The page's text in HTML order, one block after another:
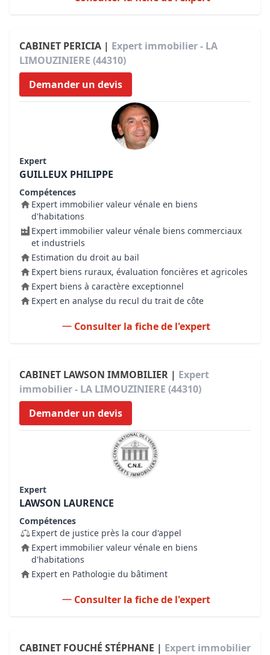
CABINET PERICIA | Expert immobilier - LA
LIMOUZINIERE (44310)
Demander un devis
Expert
GUILLEUX PHILIPPE
Compétences
Expert immobilier valeur vénale en biens
d'habitations
Expert immobilier valeur vénale biens commerciaux
et industriels
Estimation du droit au bail
Expert biens ruraux, évaluation foncières et agricoles
Expert biens à caractère exceptionnel
Expert en analyse du recul du trait de côte
Consulter la fiche de l'expert
CABINET LAWSON IMMOBILIER | Expert
immobilier - LA LIMOUZINIERE (44310)
Demander un devis
Expert
LAWSON LAURENCE
Compétences
Expert de justice près la cour d'appel
Expert immobilier valeur vénale en biens
d'habitations
Expert en Pathologie du bâtiment
Consulter la fiche de l'expert
CABINET FOUCHÉ STÉPHANE | Expert immobilier